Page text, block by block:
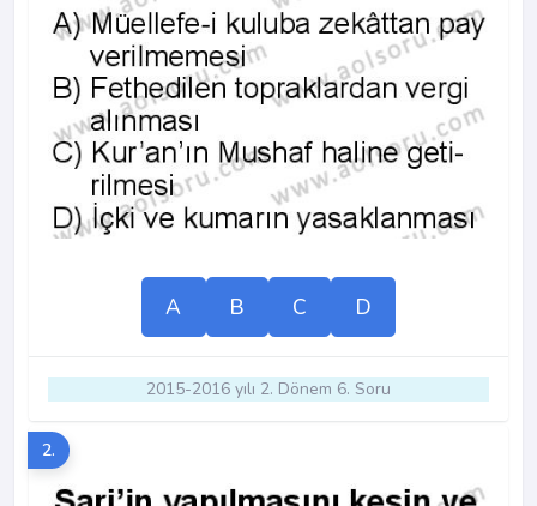
A B C D
2015-2016 yılı 2. Dönem 6. Soru
2.